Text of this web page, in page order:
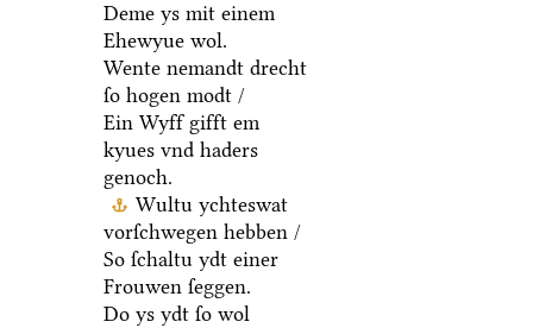
Deme ys mit einem
Ehewyue wol.
Wente nemandt drecht
ſo hogen modt /
Ein Wyff gifft em
kyues vnd haders
genoch.
Wultu ychteswat
vorſchwegen hebben /
So ſchaltu ydt einer
Frouwen ſeggen.
Do ys ydt ſo wol